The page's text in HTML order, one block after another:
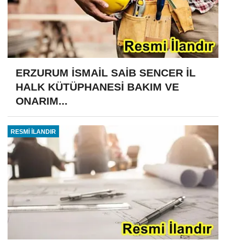
ERZURUM İSMAİL SAİB SENCER İL
HALK KÜTÜPHANESİ BAKIM VE
ONARIM...
RESMİ İLANDIR